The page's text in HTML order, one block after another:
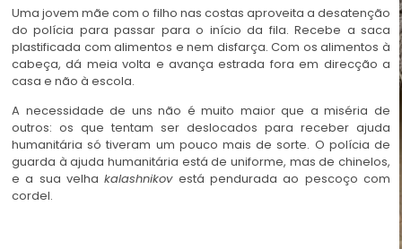
Uma jovem mãe com o filho nas costas aproveita a desatenção
do polícia para passar para o início da fila. Recebe a saca
plastificada com alimentos e nem disfarça. Com os alimentos à
cabeça, dá meia volta e avança estrada fora em direcção a
casa e não à escola.
A necessidade de uns não é muito maior que a miséria de
outros: os que tentam ser deslocados para receber ajuda
humanitária só tiveram um pouco mais de sorte. O polícia de
guarda à ajuda humanitária está de uniforme, mas de chinelos,
e a sua velhakalashnikovestá pendurada ao pescoço com
cordel.